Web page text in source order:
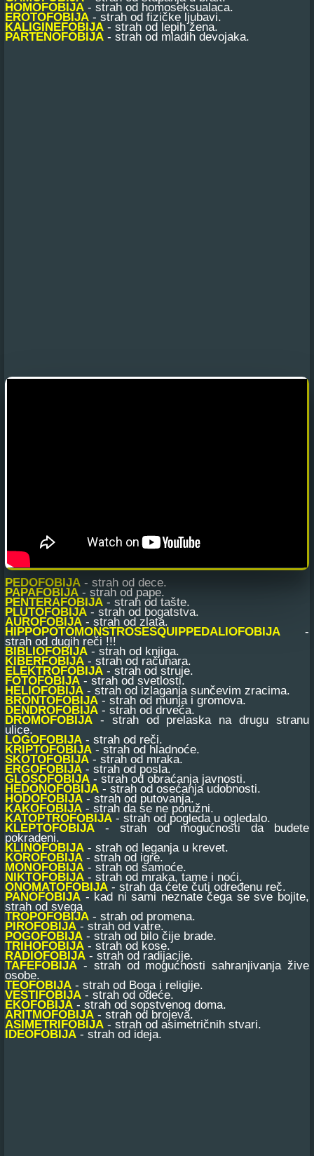
HOMOFOBIJA - strah od homoseksualaca.
EROTOFOBIJA - strah od fizičke ljubavi.
KALIGINEFOBIJA - strah od lepih žena.
PARTENOFOBIJA - strah od mladih devojaka.
PEDOFOBIJA - strah od dece.
PAPAFOBIJA - strah od pape.
PENTERAFOBIJA - strah od tašte.
PLUTOFOBIJA - strah od bogatstva.
AUROFOBIJA - strah od zlata.
HIPPOPOTOMONSTROSESQUIPPEDALIOFOBIJA -
strah od dugih reči !!!
BIBLIOFOBIJA - strah od knjiga.
KIBERFOBIJA - strah od računara.
ELEKTROFOBIJA - strah od struje.
FOTOFOBIJA - strah od svetlosti.
HELIOFOBIJA - strah od izlaganja sunčevim zracima.
BRONTOFOBIJA - strah od munja i gromova.
DENDROFOBIJA - strah od drveća.
DROMOFOBIJA - strah od prelaska na drugu stranu
ulice.
LOGOFOBIJA - strah od reči.
KRIPTOFOBIJA - strah od hladnoće.
SKOTOFOBIJA - strah od mraka.
ERGOFOBIJA - strah od posla.
GLOSOFOBIJA - strah od obraćanja javnosti.
HEDONOFOBIJA - strah od osećanja udobnosti.
HODOFOBIJA - strah od putovanja.
KAKOFOBIJA - strah da se ne poružni.
KATOPTROFOBIJA - strah od pogleda u ogledalo.
KLEPTOFOBIJA - strah od mogućnosti da budete
pokradeni.
KLINOFOBIJA - strah od leganja u krevet.
KOROFOBIJA - strah od igre.
MONOFOBIJA - strah od samoće.
NIKTOFOBIJA - strah od mraka, tame i noći.
ONOMATOFOBIJA - strah da ćete čuti određenu reč.
PANOFOBIJA - kad ni sami neznate čega se sve bojite,
strah od svega
TROPOFOBIJA - strah od promena.
PIROFOBIJA - strah od vatre.
POGOFOBIJA - strah od bilo čije brade.
TRIHOFOBIJA - strah od kose.
RADIOFOBIJA - strah od radijacije.
TAFEFOBIJA - strah od mogućnosti sahranjivanja žive
osobe.
TEOFOBIJA - strah od Boga i religije.
VESTIFOBIJA - strah od odeće.
EKOFOBIJA - strah od sopstvenog doma.
ARITMOFOBIJA - strah od brojeva.
ASIMETRIFOBIJA - strah od asimetričnih stvari.
IDEOFOBIJA - strah od ideja.